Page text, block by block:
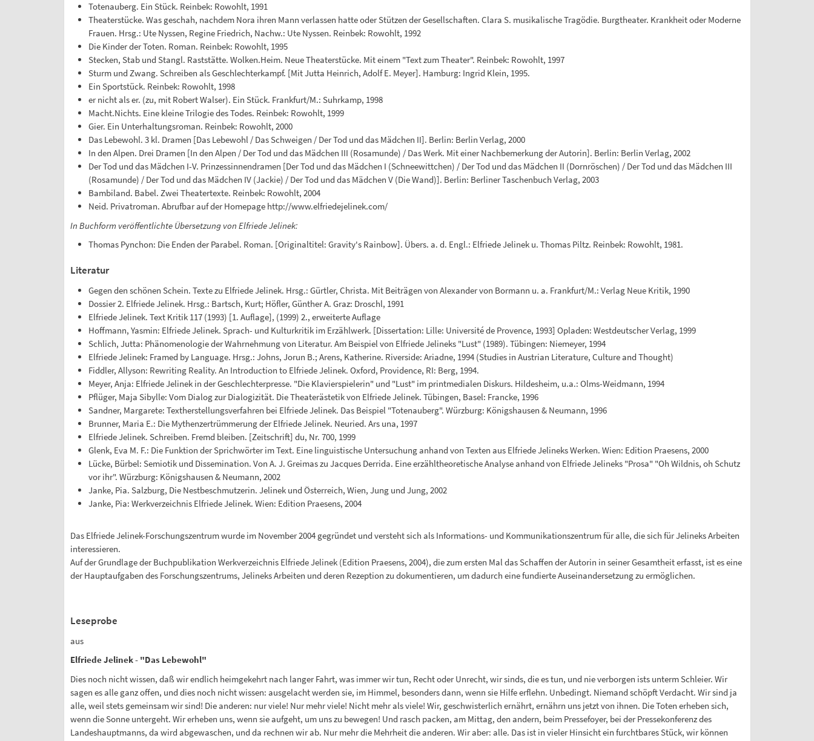
Totenauberg. Ein Stück. Reinbek: Rowohlt, 1991
Theaterstücke. Was geschah, nachdem Nora ihren Mann verlassen hatte oder Stützen der Gesellschaften. Clara S. musikalische Tragödie. Burgtheater. Krankheit oder Moderne
Frauen. Hrsg.: Ute Nyssen, Regine Friedrich, Nachw.: Ute Nyssen. Reinbek: Rowohlt, 1992
Die Kinder der Toten. Roman. Reinbek: Rowohlt, 1995
Stecken, Stab und Stangl. Raststätte. Wolken.Heim. Neue Theaterstücke. Mit einem "Text zum Theater". Reinbek: Rowohlt, 1997
Sturm und Zwang. Schreiben als Geschlechterkampf. [Mit Jutta Heinrich, Adolf E. Meyer]. Hamburg: Ingrid Klein, 1995.
Ein Sportstück. Reinbek: Rowohlt, 1998
er nicht als er. (zu, mit Robert Walser). Ein Stück. Frankfurt/M.: Suhrkamp, 1998
Macht.Nichts. Eine kleine Trilogie des Todes. Reinbek: Rowohlt, 1999
Gier. Ein Unterhaltungsroman. Reinbek: Rowohlt, 2000
Das Lebewohl. 3 kl. Dramen [Das Lebewohl / Das Schweigen / Der Tod und das Mädchen II]. Berlin: Berlin Verlag, 2000
In den Alpen. Drei Dramen [In den Alpen / Der Tod und das Mädchen III (Rosamunde) / Das Werk. Mit einer Nachbemerkung der Autorin]. Berlin: Berlin Verlag, 2002
Der Tod und das Mädchen I-V. Prinzessinnendramen [Der Tod und das Mädchen I (Schneewittchen) / Der Tod und das Mädchen II (Dornröschen) / Der Tod und das Mädchen III
(Rosamunde) / Der Tod und das Mädchen IV (Jackie) / Der Tod und das Mädchen V (Die Wand)]. Berlin: Berliner Taschenbuch Verlag, 2003
Bambiland. Babel. Zwei Theatertexte. Reinbek: Rowohlt, 2004
Neid. Privatroman. Abrufbar auf der Homepage http://www.elfriedejelinek.com/
In Buchform veröffentlichte Übersetzung von Elfriede Jelinek:
Thomas Pynchon: Die Enden der Parabel. Roman. [Originaltitel: Gravity's Rainbow]. Übers. a. d. Engl.: Elfriede Jelinek u. Thomas Piltz. Reinbek: Rowohlt, 1981.
Literatur
Gegen den schönen Schein. Texte zu Elfriede Jelinek. Hrsg.: Gürtler, Christa. Mit Beiträgen von Alexander von Bormann u. a. Frankfurt/M.: Verlag Neue Kritik, 1990
Dossier 2. Elfriede Jelinek. Hrsg.: Bartsch, Kurt; Höfler, Günther A. Graz: Droschl, 1991
Elfriede Jelinek. Text Kritik 117 (1993) [1. Auflage], (1999) 2., erweiterte Auflage
Hoffmann, Yasmin: Elfriede Jelinek. Sprach- und Kulturkritik im Erzählwerk. [Dissertation: Lille: Université de Provence, 1993] Opladen: Westdeutscher Verlag, 1999
Schlich, Jutta: Phänomenologie der Wahrnehmung von Literatur. Am Beispiel von Elfriede Jelineks "Lust" (1989). Tübingen: Niemeyer, 1994
Elfriede Jelinek: Framed by Language. Hrsg.: Johns, Jorun B.; Arens, Katherine. Riverside: Ariadne, 1994 (Studies in Austrian Literature, Culture and Thought)
Fiddler, Allyson: Rewriting Reality. An Introduction to Elfriede Jelinek. Oxford, Providence, RI: Berg, 1994.
Meyer, Anja: Elfriede Jelinek in der Geschlechterpresse. "Die Klavierspielerin" und "Lust" im printmedialen Diskurs. Hildesheim, u.a.: Olms-Weidmann, 1994
Pflüger, Maja Sibylle: Vom Dialog zur Dialogizität. Die Theaterästetik von Elfriede Jelinek. Tübingen, Basel: Francke, 1996
Sandner, Margarete: Textherstellungsverfahren bei Elfriede Jelinek. Das Beispiel "Totenauberg". Würzburg: Königshausen & Neumann, 1996
Brunner, Maria E.: Die Mythenzertrümmerung der Elfriede Jelinek. Neuried. Ars una, 1997
Elfriede Jelinek. Schreiben. Fremd bleiben. [Zeitschrift] du, Nr. 700, 1999
Glenk, Eva M. F.: Die Funktion der Sprichwörter im Text. Eine linguistische Untersuchung anhand von Texten aus Elfriede Jelineks Werken. Wien: Edition Praesens, 2000
Lücke, Bürbel: Semiotik und Dissemination. Von A. J. Greimas zu Jacques Derrida. Eine erzähltheoretische Analyse anhand von Elfriede Jelineks "Prosa" "Oh Wildnis, oh Schutz
vor ihr". Würzburg: Königshausen & Neumann, 2002
Janke, Pia. Salzburg, Die Nestbeschmutzerin. Jelinek und Österreich, Wien, Jung und Jung, 2002
Janke, Pia: Werkverzeichnis Elfriede Jelinek. Wien: Edition Praesens, 2004
Das Elfriede Jelinek-Forschungszentrum wurde im November 2004 gegründet und versteht sich als Informations- und Kommunikationszentrum für alle, die sich für Jelineks Arbeiten
interessieren.
Auf der Grundlage der Buchpublikation Werkverzeichnis Elfriede Jelinek (Edition Praesens, 2004), die zum ersten Mal das Schaffen der Autorin in seiner Gesamtheit erfasst, ist es eine
der Hauptaufgaben des Forschungszentrums, Jelineks Arbeiten und deren Rezeption zu dokumentieren, um dadurch eine fundierte Auseinandersetzung zu ermöglichen.
Leseprobe
aus
Elfriede Jelinek - "Das Lebewohl"
Dies noch nicht wissen, daß wir endlich heimgekehrt nach langer Fahrt, was immer wir tun, Recht oder Unrecht, wir sinds, die es tun, und nie verborgen ists unterm Schleier. Wir
sagen es alle ganz offen, und dies noch nicht wissen: ausgelacht werden sie, im Himmel, besonders dann, wenn sie Hilfe erflehn. Unbedingt. Niemand schöpft Verdacht. Wir sind ja
alle, weil stets gemeinsam wir sind! Die anderen: nur viele! Nur mehr viele! Nicht mehr als viele! Wir, geschwisterlich ernährt, ernährn uns jetzt von ihnen. Die Toten erheben sich,
wenn die Sonne untergeht. Wir erheben uns, wenn sie aufgeht, um uns zu bewegen! Und rasch packen, am Mittag, den andern, beim Pressefoyer, bei der Pressekonferenz des
Landeshauptmanns, da wird abgewaschen, und da rechnen wir ab. Nur mehr die Mehrheit die anderen. Wir aber: alle. Das ist in vieler Hinsicht ein furchtbares Stück, wir können